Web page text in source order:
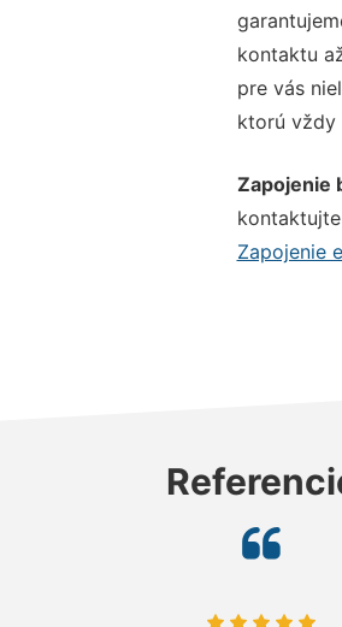
kontaktu
pre vás
ktorú vždy
Zapojenie
Zapojenie